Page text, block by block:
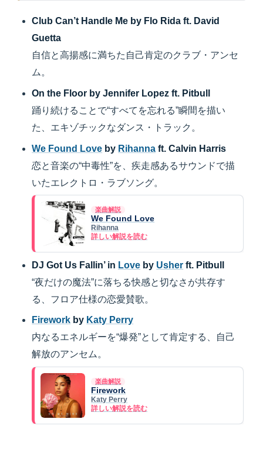
Club Can’t Handle Me by Flo Rida ft. David
Guetta
自信と高揚感に満ちた自己肯定のクラブ・アンセ
ム。
On the Floor by Jennifer Lopez ft. Pitbull
踊り続けることで“すべてを忘れる”瞬間を描い
た、エキゾチックなダンス・トラック。
We Found Love by Rihanna ft. Calvin Harris
恋と音楽の“中毒性”を、疾走感あるサウンドで描
いたエレクトロ・ラブソング。
楽曲解説
We Found Love
Rihanna
詳しい解説を読む
DJ Got Us Fallin’ in Love by Usher ft. Pitbull
“夜だけの魔法”に落ちる快感と切なさが共存す
る、フロア仕様の恋愛賛歌。
Firework by Katy Perry
内なるエネルギーを“爆発”として肯定する、自己
解放のアンセム。
楽曲解説
Firework
Katy Perry
詳しい解説を読む